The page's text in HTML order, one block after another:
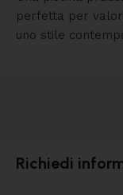
perfetta per
uno stile
Richiedi